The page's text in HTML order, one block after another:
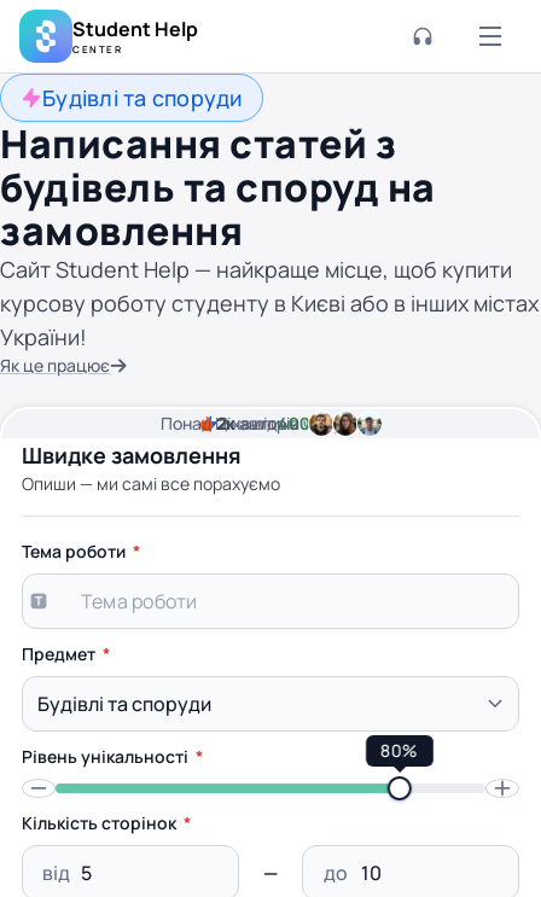
Student Help
CENTER
Будівлі та споруди
Написання статей з
будівель та споруд на
замовлення
Сайт Student Help — найкраще місце, щоб купити
курсову роботу студенту в Києві або в інших містах
України!
Як це працює
Швидке замовлення
Опиши — ми самі все порахуємо
2хвилини часу
Ціна від400 грн
Понад2кавторів
Тема роботи
Предмет
Рівень унікальності 80%
Кількість сторінок
від до